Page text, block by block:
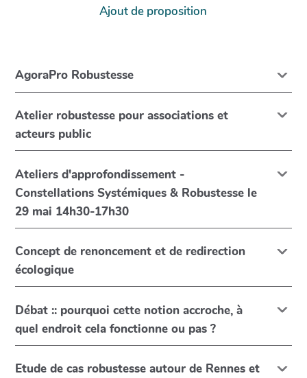
Ajout de proposition
AgoraPro Robustesse
Atelier robustesse pour associations et
acteurs public
Ateliers d'approfondissement -
Constellations Systémiques & Robustesse le
29 mai 14h30-17h30
Concept de renoncement et de redirection
écologique
Débat :: pourquoi cette notion accroche, à
quel endroit cela fonctionne ou pas ?
Etude de cas robustesse autour de Rennes et